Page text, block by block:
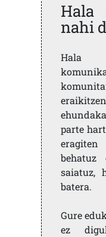
Hala
nahi
Hala
parte
behatuz
saiatuz,
batera.
Gure
ez